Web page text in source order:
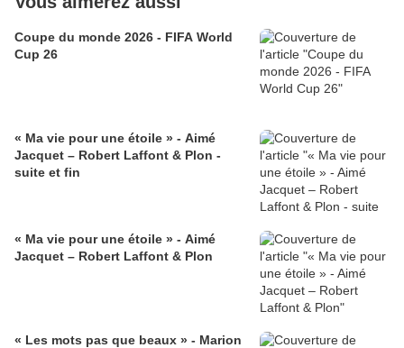
Coupe du monde 2026 - FIFA World
Cup 26
« Ma vie pour une étoile » - Aimé
Jacquet – Robert Laffont & Plon -
suite et fin
« Ma vie pour une étoile » - Aimé
Jacquet – Robert Laffont & Plon
« Les mots pas que beaux » - Marion